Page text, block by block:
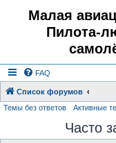
Малая
Пилота-
FAQ
Список форумов
Темы без ответов Активные
Часто